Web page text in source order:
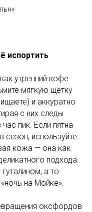
испортить
утренний кофе
мягкую щётку
и аккуратно
с них следы
пик. Если пятна
используйте
кожа — она как
подхода.
а то
на Мойке».
оксфордов